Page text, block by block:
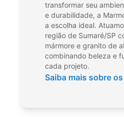
transformar seu
e durabilidade, a
a escolha ideal.
região de Sumaré/SP
mármore e granito de
combinando beleza e
cada projeto.
Saiba mais sobre